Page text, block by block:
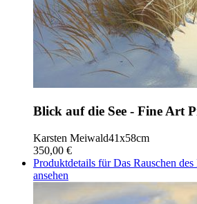
Blick auf die See - Fine Art
Karsten Meiwald41x58cm
350,00 €
Produktdetails für Das Rauschen
ansehen